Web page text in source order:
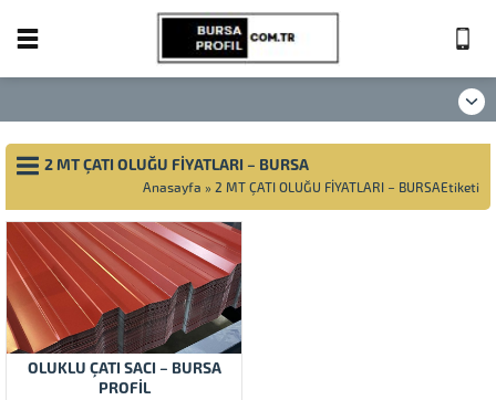
2 MT ÇATI OLUĞU FİYATLARI – BURSA
Anasayfa » 2 MT ÇATI OLUĞU FİYATLARI – BURSAEtiketi
OLUKLU ÇATI SACI – BURSA
PROFİL